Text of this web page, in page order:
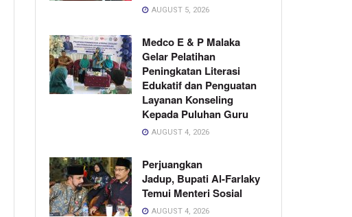
AUGUST 5, 2026
Medco E & P Malaka
Gelar Pelatihan
Peningkatan Literasi
Edukatif dan Penguatan
Layanan Konseling
Kepada Puluhan Guru
AUGUST 4, 2026
Perjuangkan
Jadup, Bupati Al-Farlaky
Temui Menteri Sosial
AUGUST 4, 2026